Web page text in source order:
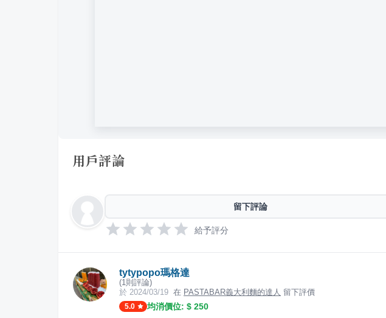
用戶評論
留下評論
給予評分
tytypopo瑪格達
(1則評論)
於 2024/03/19 在 PASTABAR義大利麵的達人 留下評價
5.0 均消價位: $ 250